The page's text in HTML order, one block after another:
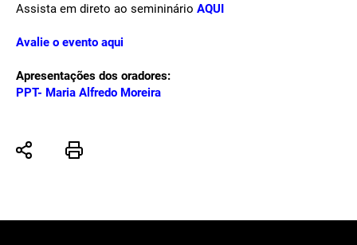
Assista em direto ao semininário AQUI
Avalie o evento aqui
Apresentações dos oradores:
PPT- Maria Alfredo Moreira